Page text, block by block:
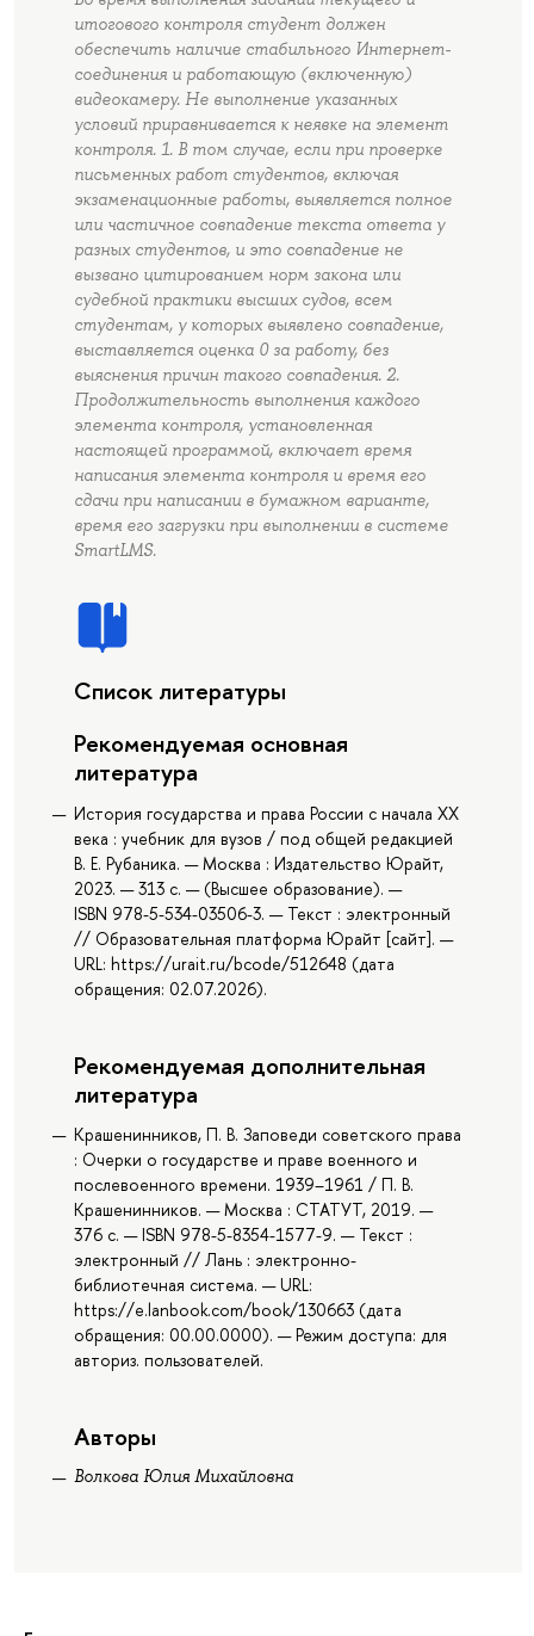
итогового контроля студент должен
обеспечить наличие стабильного Интернет-
соединения и работающую (включенную)
видеокамеру. Не выполнение указанных
условий приравнивается к неявке на элемент
контроля. 1. В том случае, если при проверке
письменных работ студентов, включая
экзаменационные работы, выявляется полное
или частичное совпадение текста ответа у
разных студентов, и это совпадение не
вызвано цитированием норм закона или
судебной практики высших судов, всем
студентам, у которых выявлено совпадение,
выставляется оценка 0 за работу, без
выяснения причин такого совпадения. 2.
Продолжительность выполнения каждого
элемента контроля, установленная
настоящей программой, включает время
написания элемента контроля и время его
сдачи при написании в бумажном варианте,
время его загрузки при выполнении в системе
SmartLMS.
Список литературы
Рекомендуемая основная
литература
История государства и права России с начала ХХ
века : учебник для вузов / под общей редакцией
В. Е. Рубаника. — Москва : Издательство Юрайт,
2023. — 313 с. — (Высшее образование). —
ISBN 978-5-534-03506-3. — Текст : электронный
// Образовательная платформа Юрайт [сайт]. —
URL: https://urait.ru/bcode/512648 (дата
обращения: 02.07.2026).
Рекомендуемая дополнительная
литература
Крашенинников, П. В. Заповеди советского права
: Очерки о государстве и праве военного и
послевоенного времени. 1939–1961 / П. В.
Крашенинников. — Москва : СТАТУТ, 2019. —
376 с. — ISBN 978-5-8354-1577-9. — Текст :
электронный // Лань : электронно-
библиотечная система. — URL:
https://e.lanbook.com/book/130663 (дата
обращения: 00.00.0000). — Режим доступа: для
авториз. пользователей.
Авторы
Волкова Юлия Михайловна